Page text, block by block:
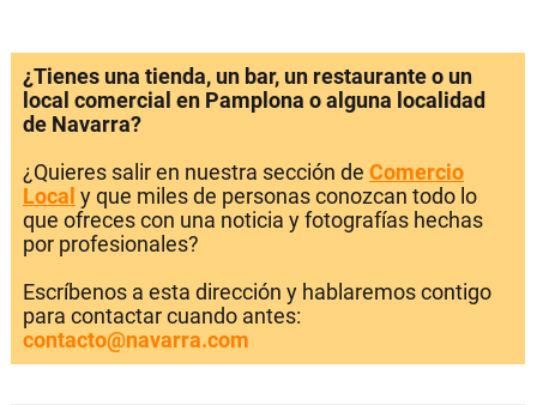
¿Tienes una tienda, un bar, un restaurante o un
local comercial en Pamplona o alguna localidad
de Navarra?
¿Quieres salir en nuestra sección de Comercio
Local y que miles de personas conozcan todo lo
que ofreces con una noticia y fotografías hechas
por profesionales?
Escríbenos a esta dirección y hablaremos contigo
para contactar cuando antes:
contacto@navarra.com